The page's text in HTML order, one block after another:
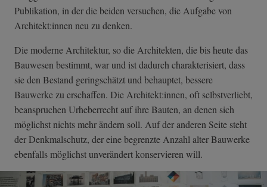
Publikation, in der die beiden versuchen, die Aufgabe von
Architekt:innen neu zu denken.
Die moderne Architektur, so die Architekten, die bis heute das
Bauwesen bestimmt, war und ist dadurch charakterisiert, dass
sie den Bestand geringschätzt und behauptet, bessere
Bauwerke zu erschaffen. Die Architekt:innen, oft selbstverliebt,
beanspruchen Urheberrecht auf ihre Bauten, an denen sich
möglichst nichts mehr ändern soll. Auf der anderen Seite steht
der Denkmalschutz, der eine begrenzte Anzahl alter Bauwerke
ebenfalls möglichst unverändert konservieren will.